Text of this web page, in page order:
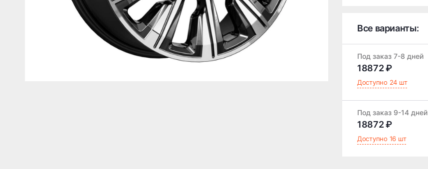
Все варианты:
Под заказ 7-8 дней
18872 ₽
Доступно 24 шт
Под заказ 9-14 дней
18872 ₽
Доступно 16 шт